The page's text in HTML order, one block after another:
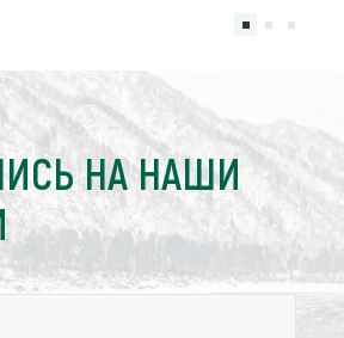
НА НАШИ